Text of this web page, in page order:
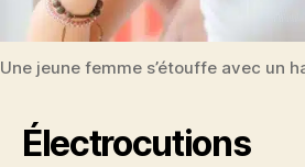
Une jeune femme s’étouffe avec un
Électrocutions